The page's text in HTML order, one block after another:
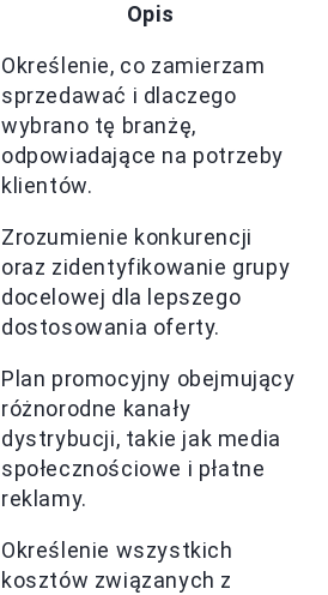
Opis
Określenie, co zamierzam
sprzedawać i dlaczego
wybrano tę branżę,
odpowiadające na potrzeby
klientów.
Zrozumienie konkurencji
oraz zidentyfikowanie grupy
docelowej dla lepszego
dostosowania oferty.
Plan promocyjny obejmujący
różnorodne kanały
dystrybucji, takie jak media
społecznościowe i płatne
reklamy.
Określenie wszystkich
kosztów związanych z